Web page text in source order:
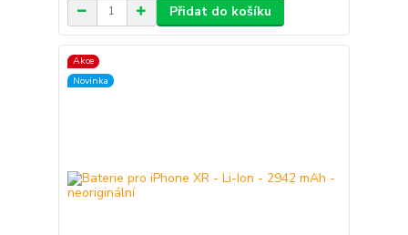
Přidat do košíku
Akce
Novinka